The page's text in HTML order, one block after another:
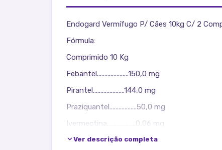
Endogard Vermífugo P/ Cães 10kg C/ 2
Fórmula:
Comprimido 10 Kg
Febantel.....................150,0 mg
Pirantel.....................144,0 mg
Praziquantel..................50,0 mg
Ivermectina...................0,06 mg
Excipiente.......q.s.p.......900,0 mg
Ver descrição completa